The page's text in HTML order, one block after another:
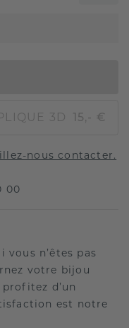
3D 15,- €
nous contacter.
00
n’êtes pas
votre bijou
d’un
est notre